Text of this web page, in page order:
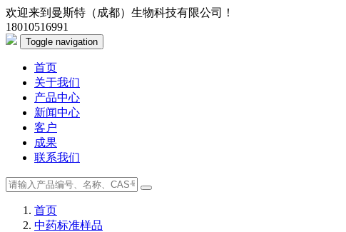
欢迎来到曼斯特（成都）生物科技有限公司！
18010516991
Toggle navigation
首页
关于我们
产品中心
新闻中心
客户
成果
联系我们
首页
中药标准样品